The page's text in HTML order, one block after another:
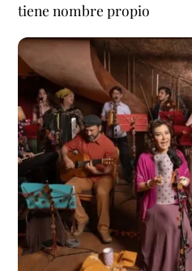
tiene nombre propio